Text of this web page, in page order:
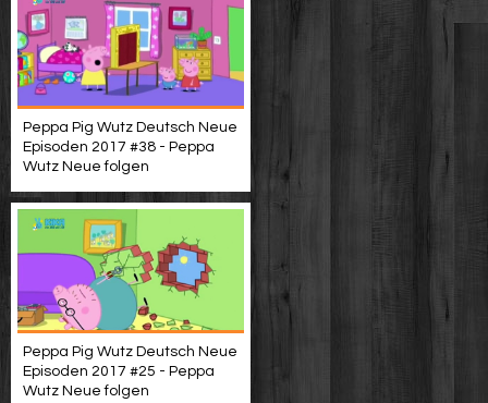
Peppa Pig Wutz Deutsch Neue
Episoden 2017 #38 - Peppa
Wutz Neue folgen
Peppa Pig Wutz Deutsch Neue
Episoden 2017 #25 - Peppa
Wutz Neue folgen